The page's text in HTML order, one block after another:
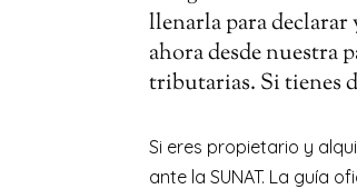
llenarla para declarar
ahora desde nuestra
tributarias. Si tienes
Si eres propietario y
ante la SUNAT. La guía